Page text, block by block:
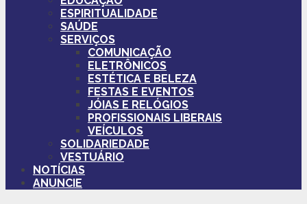
ESPIRITUALIDADE
SAÚDE
SERVIÇOS
COMUNICAÇÃO
ELETRÔNICOS
ESTÉTICA E BELEZA
FESTAS E EVENTOS
JÓIAS E RELÓGIOS
PROFISSIONAIS LIBERAIS
VEÍCULOS
SOLIDARIEDADE
VESTUÁRIO
NOTÍCIAS
ANUNCIE